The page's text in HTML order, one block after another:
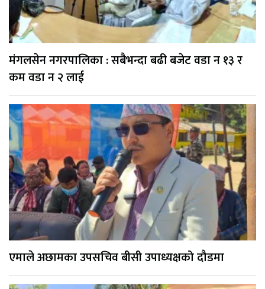
मंगलसेन नगरपालिका : सबैभन्दा बढी बजेट वडा न १३ र
कम वडा न २ लाई
एमाले अछामका उपसचिव बीसी उपाध्यक्षको दौडमा